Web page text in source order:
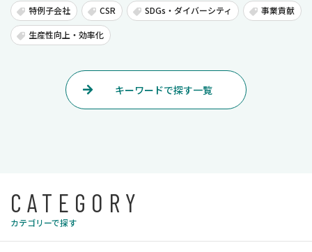
キーワードで探す一覧
特例子会社 CSR SDGs・ダイバーシティ 事業貢献
生産性向上・効率化
CATEGORY
カテゴリーで探す